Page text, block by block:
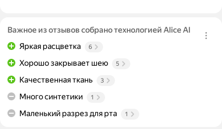
Важное из отзывов собрано технологией Alice AI
Яркая расцветка
6
Хорошо закрывает шею 5
Качественная ткань 3
Много синтетики 1
Маленький разрез для рта 1